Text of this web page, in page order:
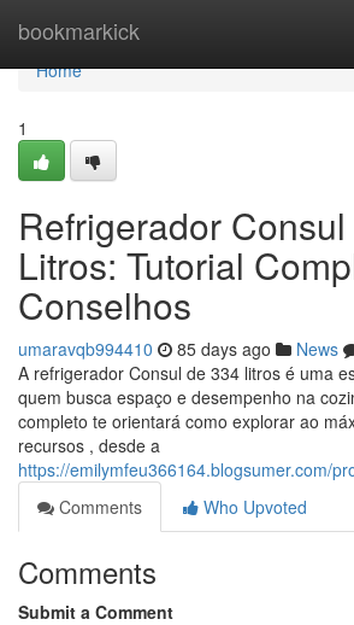
bookmarkick
Home
Home
1
Refrigerador
Litros: Tutorial
Conselhos
umaravqb994410 85 days ago News
A refrigerador Consul de 334 litros é uma
quem busca espaço e desempenho na
completo te orientará como explorar ao
recursos , desde a
https://emilymfeu366164.blogsumer.com/
Comments
Who Upvoted
Comments
Submit a Comment